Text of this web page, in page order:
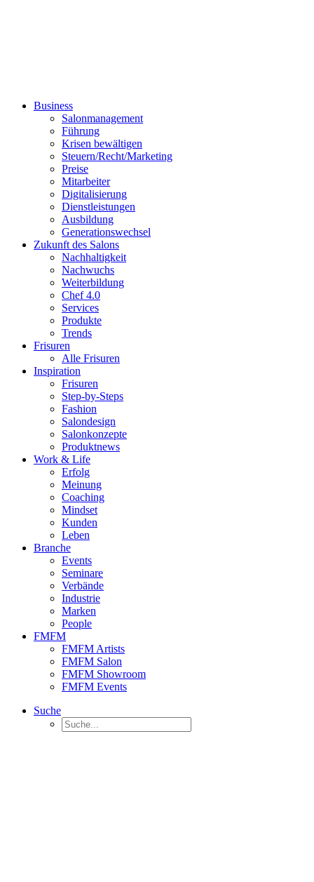
Business
Salonmanagement
Führung
Krisen bewältigen
Steuern/Recht/Marketing
Preise
Mitarbeiter
Digitalisierung
Dienstleistungen
Ausbildung
Generationswechsel
Zukunft des Salons
Nachhaltigkeit
Nachwuchs
Weiterbildung
Chef 4.0
Services
Produkte
Trends
Frisuren
Alle Frisuren
Inspiration
Frisuren
Step-by-Steps
Fashion
Salondesign
Salonkonzepte
Produktnews
Work & Life
Erfolg
Meinung
Coaching
Mindset
Kunden
Leben
Branche
Events
Seminare
Verbände
Industrie
Marken
People
FMFM
FMFM Artists
FMFM Salon
FMFM Showroom
FMFM Events
Suche